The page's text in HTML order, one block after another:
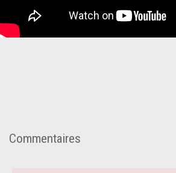
Commentaires